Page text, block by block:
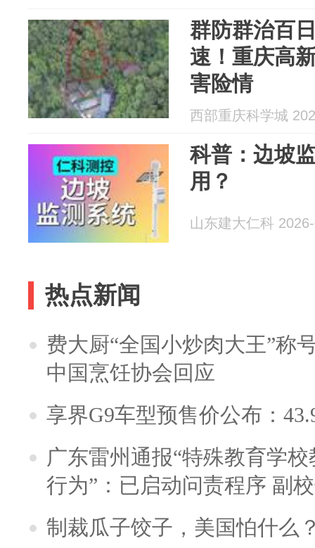
群防群治百
速！重庆高
害险情
西部重庆科学城
科普：边坡
用？
山东建大仁科
热点新闻
费大厨“全国小炒肉大王”称
中国烹饪协会回应
享界G9车型预售价公布：
广东雷州通报“特殊教育学
行为”：已启动问责程序 副
制裁瓜子饺子，美国怕什么